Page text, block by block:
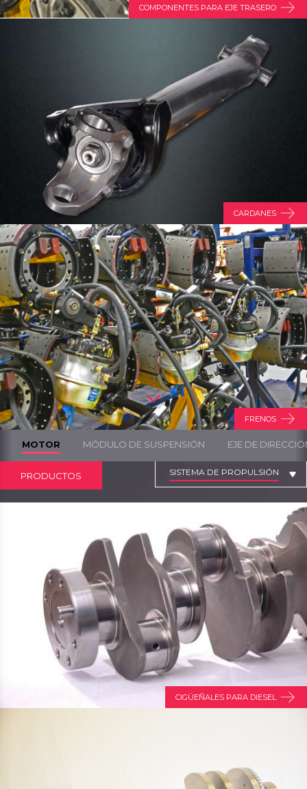
COMPONENTES PARA EJE TRASERO
CARDANES
FRENOS
MOTOR MÓDULO DE SUSPENSIÓN EJE DE
CIGÜEÑALES PARA DIESEL
PRODUCTOS SISTEMA DE PROPULSIÓN